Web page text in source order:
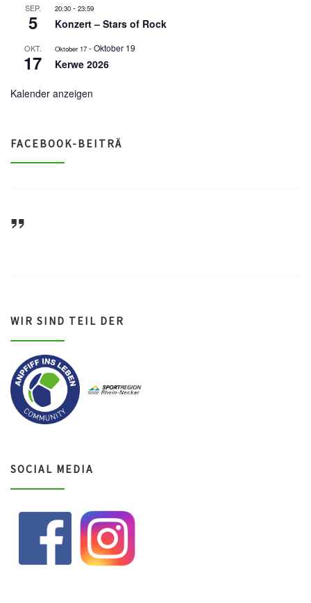
SEP.
5
20:30 - 23:59
Konzert – Stars of Rock
OKT.
17
Oktober 17 -Oktober 19
Kerwe 2026
Kalender anzeigen
FACEBOOK-BEITRÄ
WIR SIND TEIL DER
SOCIAL MEDIA